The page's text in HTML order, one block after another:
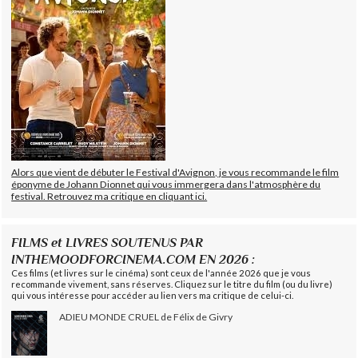
Alors que vient de débuter le Festival d'Avignon, je vous recommande le film
éponyme de Johann Dionnet qui vous immergera dans l'atmosphère du
festival. Retrouvez ma critique en cliquant ici.
FILMS et LIVRES SOUTENUS PAR
INTHEMOODFORCINEMA.COM EN 2026 :
Ces films (et livres sur le cinéma) sont ceux de l'année 2026 que je vous
recommande vivement, sans réserves. Cliquez sur le titre du film (ou du livre)
qui vous intéresse pour accéder au lien vers ma critique de celui-ci.
ADIEU MONDE CRUEL de Félix de Givry